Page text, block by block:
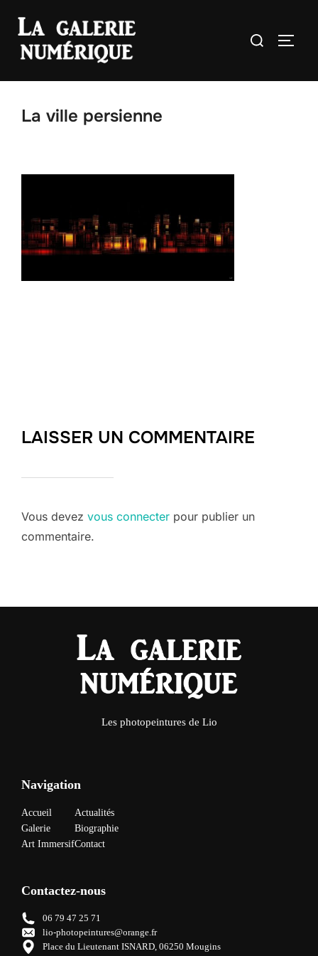
contenu
Rechercher :
La ville persienne
LAISSER UN COMMENTAIRE
Vous devez vous connecter pour publier un
commentaire.
Les photopeintures de Lio
Navigation
Accueil
Galerie
Art Immersif
Actualités
Biographie
Contact
Contactez-nous
06 79 47 25 71
lio-photopeintures@orange.fr
Place du Lieutenant ISNARD, 06250 Mougins